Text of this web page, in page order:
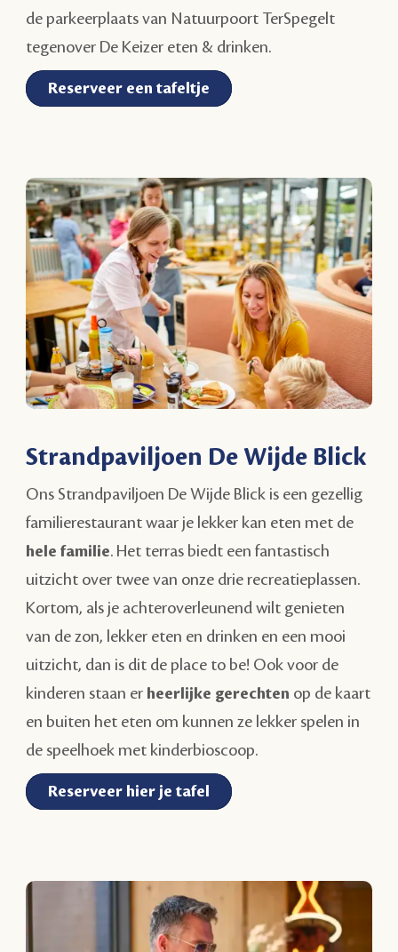
de parkeerplaats van Natuurpoort TerSpegelt
tegenover De Keizer eten & drinken.
Reserveer een tafeltje
Strandpaviljoen De Wijde Blick
Ons Strandpaviljoen De Wijde Blick is een gezellig
familierestaurant waar je lekker kan eten met de
hele familie. Het terras biedt een fantastisch
uitzicht over twee van onze drie recreatieplassen.
Kortom, als je achteroverleunend wilt genieten
van de zon, lekker eten en drinken en een mooi
uitzicht, dan is dit de place to be! Ook voor de
kinderen staan er heerlijke gerechten op de kaart
en buiten het eten om kunnen ze lekker spelen in
de speelhoek met kinderbioscoop.
Reserveer hier je tafel